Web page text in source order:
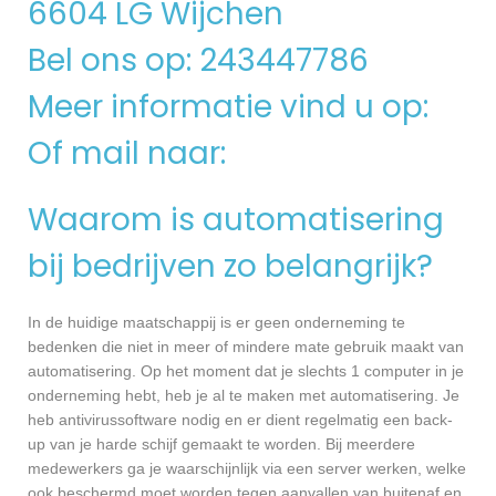
6604 LG Wijchen
Bel ons op: 243447786
Meer informatie vind u op:
Of mail naar:
Waarom is automatisering
bij bedrijven zo belangrijk?
In de huidige maatschappij is er geen onderneming te
bedenken die niet in meer of mindere mate gebruik maakt van
automatisering. Op het moment dat je slechts 1 computer in je
onderneming hebt, heb je al te maken met automatisering. Je
heb antivirussoftware nodig en er dient regelmatig een back-
up van je harde schijf gemaakt te worden. Bij meerdere
medewerkers ga je waarschijnlijk via een server werken, welke